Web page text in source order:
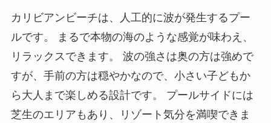
カリビアンビーチは、人工的に波が発生するプー
ルです。 まるで本物の海のような感覚が味わえ、
リラックスできます。 波の強さは奥の方は強めで
すが、手前の方は穏やかなので、小さい子どもか
ら大人まで楽しめる設計です。 プールサイドには
芝生のエリアもあり、リゾート気分を満喫できま